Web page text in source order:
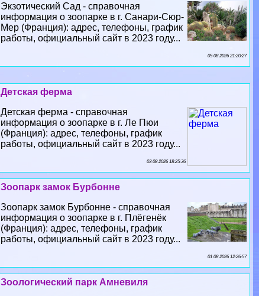
Экзотический Сад - справочная
информация о зоопарке в г. Санари-Сюр-
Мер (Франция): адрес, телефоны, график
работы, официальный сайт в 2023 году...
05 08 2026 21:20:27
Детская ферма
Детская ферма - справочная
информация о зоопарке в г. Ле Пюи
(Франция): адрес, телефоны, график
работы, официальный сайт в 2023 году...
03 08 2026 18:25:36
Зоопарк замок Бурбонне
Зоопарк замок Бурбонне - справочная
информация о зоопарке в г. Плёгенёк
(Франция): адрес, телефоны, график
работы, официальный сайт в 2023 году...
01 08 2026 12:26:57
Зоологический парк Амневиля